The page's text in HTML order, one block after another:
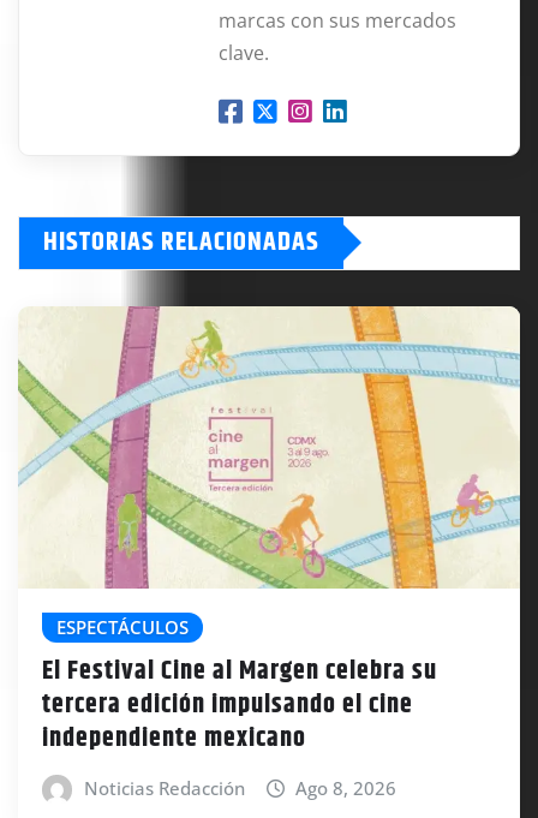
marcas con sus mercados
clave.
HISTORIAS RELACIONADAS
ESPECTÁCULOS
El Festival Cine al Margen celebra su
tercera edición impulsando el cine
independiente mexicano
Noticias Redacción Ago 8, 2026